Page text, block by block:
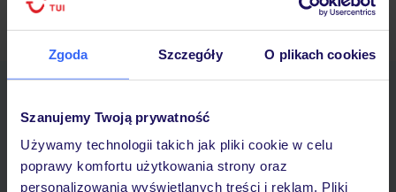
Zgoda Szczegóły O plikach cookies
Szanujemy Twoją prywatność
Używamy technologii takich jak pliki cookie w celu
poprawy komfortu użytkowania strony oraz
personalizowania wyświetlanych treści i reklam. Pliki
Szybkie wyszukiwanie i przeglądanie ofert
Historia wyszukiwań i ostatnio oglądanych ofert
Kontakt z TUI i wszystkie informacje o Twojej rezerwacji w